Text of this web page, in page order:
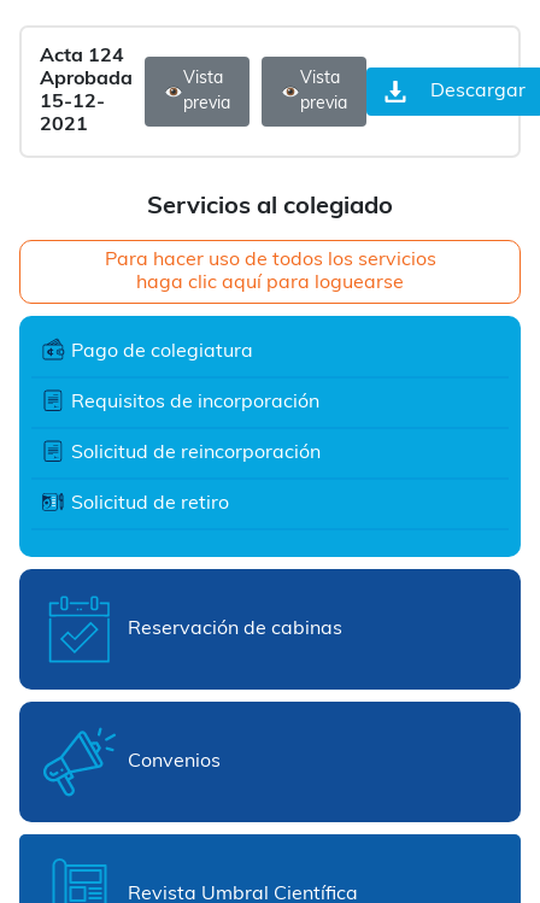
Servicios al colegiado
Para hacer uso de todos los servicios
haga clic aquí para loguearse
Pago de colegiatura
Requisitos de incorporación
Solicitud de reincorporación
Solicitud de retiro
Reservación de cabinas
Convenios
Revista Umbral Científica
Acta 124
Aprobada
15-12-
2021
Vista
previa
Vista
previa
Descargar